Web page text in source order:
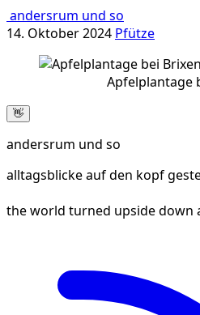
andersrum und so
14. Oktober 2024 Pfütze
Apfelplantage
👋
andersrum und so
alltagsblicke auf den kopf
the world turned upside down